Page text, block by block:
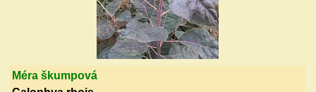
Méra škumpová